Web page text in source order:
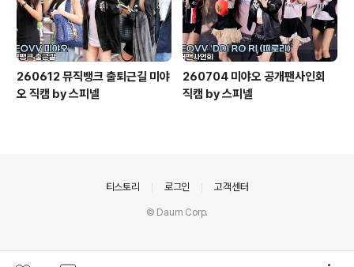
260612 뮤직뱅크 출퇴근길 미야
오 직캠 by 스피넬
260704 미야오 공개팬사인회
직캠 by 스피넬
티스토리 로그인 고객센터
© Daum Corp.